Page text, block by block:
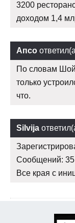
3200
доходом 1,4
Апсо
По словам
только
что.
Silvija
Сообщений: 35
Все края с